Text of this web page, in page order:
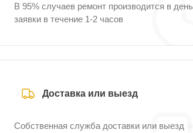
В 95% случаев ремонт производится в день
заявки в течение 1-2 часов
Доставка или выезд
Собственная служба доставки или выезд